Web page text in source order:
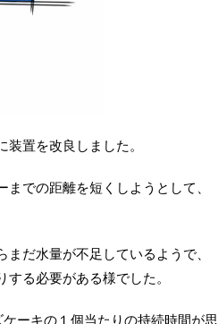
置を改良しました。
での距離を短くしようとして、
だ水量が不足しているようで、
る必要がある様でした。
ーキの１個当たりの持続時間が思